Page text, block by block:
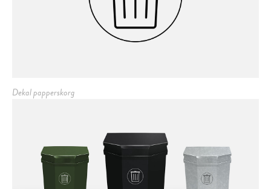
Dekal papperskorg